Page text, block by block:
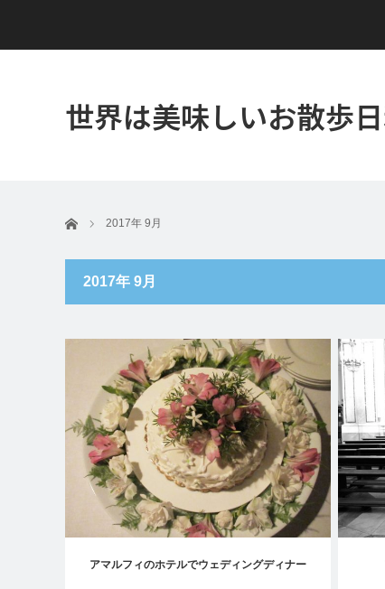
世界は美味しいお散歩
ホーム 2017年 9月
2017年 9月
アマルフィのホテルでウェディングディナー